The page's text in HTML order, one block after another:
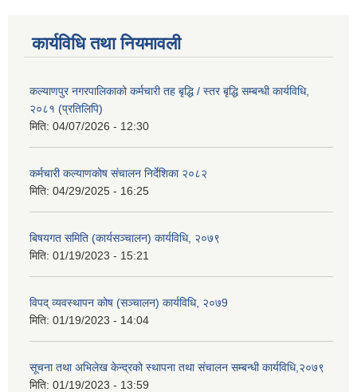
कार्यविधि तथा नियमावली
कल्याणपुर नगरपालिकाको कर्मचारी तह बृद्धि / स्तर बृद्धि सम्बन्धी कार्यविधि,
२०८१ (प्रतिलिपि)
मिति: 04/07/2026 - 12:30
कर्मचारी कल्याणकोष संचालन निर्देशिका २०८२
मिति: 04/29/2025 - 16:25
बिषयगत समिति (कार्यसञ्चालन) कार्यविधि, २०७९
मिति: 01/19/2023 - 15:21
विपद् व्यवस्थापन कोष (सञ्चालन) कार्यविधि, २०७9
मिति: 01/19/2023 - 14:04
सूचना तथा अभिलेख केन्द्रको स्थापना तथा संचालन सम्बन्धी कार्यविधि,२०७९
मिति: 01/19/2023 - 13:59